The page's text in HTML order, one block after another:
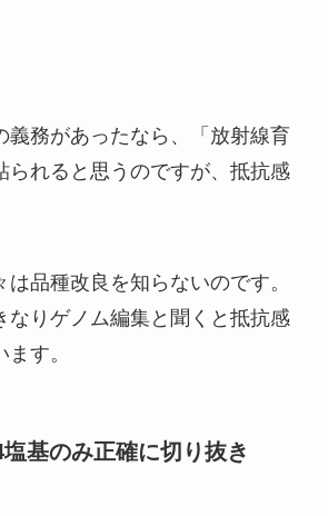
務があったなら、「放射線育
られると思うのですが、抵抗感
は品種改良を知らないのです。
なりゲノム編集と聞くと抵抗感
す。
基のみ正確に切り抜き